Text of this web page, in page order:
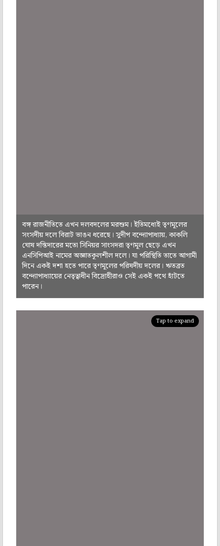
বঙ্গ রাজনীতিতে এখন দলবদলের মরশুম। ইতিমধ্যেই তৃণমূলের
সংসদীয় দলে বিরাট ভাঙন ধরেছে। সুদীপ বন্দ্যোপাধ্যায়, কাকলি
ঘোষ দস্তিদারের মতো সিনিয়র সাংসদরা তৃণমূল ছেড়ে এখন
এনসিপিআই নামের অজ্ঞাতকূলশীল দলে। যা পরিস্থিতি তাতে আগামী
দিনে একই দশা হতে পারে তৃণমূলের পরিষদীয় দলের। ঋতব্রত
বন্দ্যোপাধ্যায়ের নেতৃত্বাধীন বিদ্রোহীরাও সেই একই পথে হাঁটতে
পারেন।
Tap to expand